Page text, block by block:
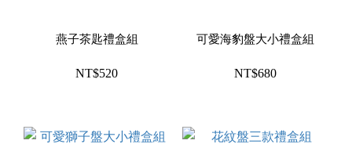
燕子茶匙禮盒組
NT$520
可愛海豹盤大小禮盒組
NT$680